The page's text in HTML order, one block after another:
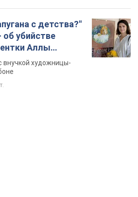
с детства?"
об убийстве
Аллы
сына Стуса и
с пятью
внучкой художницы-